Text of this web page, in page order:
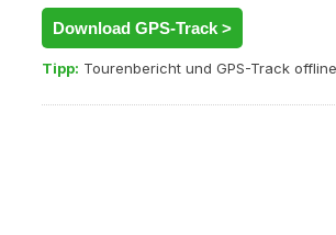
Download GPS-Track >
Tipp: Tourenbericht und GPS-Track